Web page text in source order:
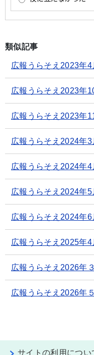
類似記事
広報うらそえ2023年4
広報うらそえ2023年
広報うらそえ2023年
広報うらそえ2024年3
広報うらそえ2024年4
広報うらそえ2024年5
広報うらそえ2024年6
広報うらそえ2025年4
広報うらそえ2026年
広報うらそえ2026年
サイトの利用につい